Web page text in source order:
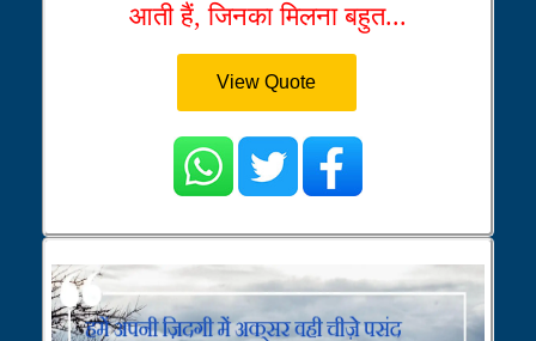
आती हैं, जिनका मिलना बहुत...
View Quote